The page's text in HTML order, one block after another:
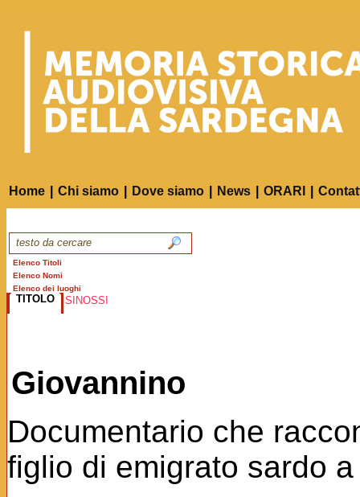
Home Chi siamo Dove siamo News ORARI
Elenco Titoli
Elenco Nomi
Elenco dei luoghi
TITOLO SINOSSI
Giovannino
Documentario che
figlio di emigrato sardo